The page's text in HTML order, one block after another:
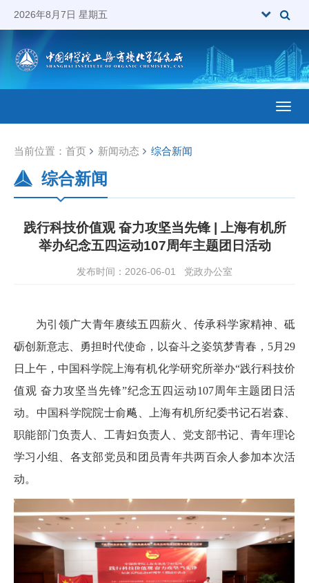
2026年8月7日 星期五
当前位置： 首页 新闻动态 综合新闻
综合新闻
践行科技价值观 奋力攻坚当先锋 | 上海有机所
举办纪念五四运动107周年主题团日活动
发布时间：2026-06-01 党政办公室
为引领广大青年赓续五四薪火、传承科学家精神、砥
砺创新意志、勇担时代使命，以奋斗之姿筑梦青春，5月29
日上午，中国科学院上海有机化学研究所举办“践行科技价
值观 奋力攻坚当先锋”纪念五四运动107周年主题团日活
动。中国科学院院士俞飚、上海有机所纪委书记石岩森、
职能部门负责人、工青妇负责人、党支部书记、青年理论
学习小组、各支部党员和团员青年共两百余人参加本次活
动。